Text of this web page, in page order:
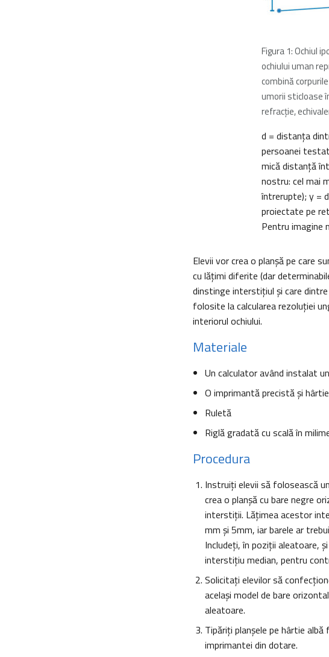
Figura 1: Ochiul
ochiului uman
combină
umorii sticloase
refracţie,
d = distanţa
persoanei
mică distanţă
nostru: cel mai
întrerupte); y =
proiectate pe
Pentru imagine
Elevii vor crea o planşă pe care
cu lăţimi diferite (dar
dinstinge interstiţiul şi care
folosite la calcularea rezoluţiei
interiorul ochiului.
Materiale
Un calculator având instalat
O imprimantă precistă şi
Ruletă
Riglă gradată cu scală în
Procedura
Instruiţi elevii să folosească
crea o planşă cu bare negre
interstiţii. Lăţimea acestor
mm şi 5mm, iar barele ar
Includeţi, în poziţii aleatoare,
interstiţiu median, pentru
Solicitaţi elevilor să
acelaşi model de bare
aleatoare.
Tipăriţi planşele pe hârtie
imprimantei din dotare.